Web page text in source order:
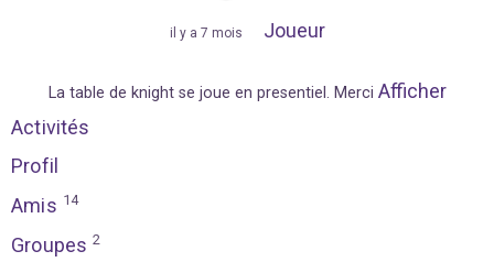
il y a 7 mois Joueur
La table de knight se joue en presentiel. Merci Afficher
Activités
Profil
Amis 14
Groupes 2